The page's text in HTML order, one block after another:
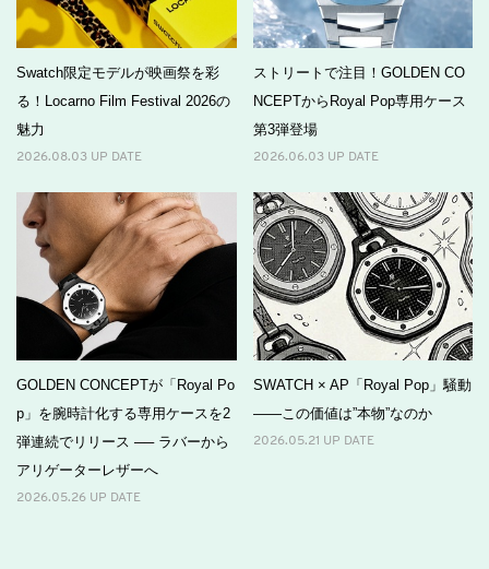
Swatch限定モデルが映画祭を彩
る！Locarno Film Festival 2026の
魅力
2026.08.03 UP DATE
ストリートで注目！GOLDEN CO
NCEPTからRoyal Pop専用ケース
第3弾登場
2026.06.03 UP DATE
GOLDEN CONCEPTが「Royal Po
p」を腕時計化する専用ケースを2
弾連続でリリース ── ラバーから
アリゲーターレザーへ
2026.05.26 UP DATE
SWATCH × AP「Royal Pop」騒動
――この価値は”本物”なのか
2026.05.21 UP DATE